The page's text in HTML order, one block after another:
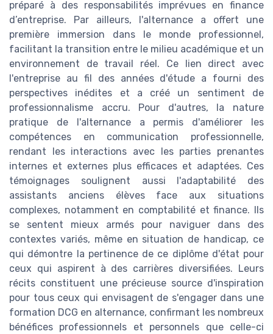
préparé à des responsabilités imprévues en finance
d’entreprise. Par ailleurs, l'alternance a offert une
première immersion dans le monde professionnel,
facilitant la transition entre le milieu académique et un
environnement de travail réel. Ce lien direct avec
l'entreprise au fil des années d'étude a fourni des
perspectives inédites et a créé un sentiment de
professionnalisme accru. Pour d'autres, la nature
pratique de l'alternance a permis d'améliorer les
compétences en communication professionnelle,
rendant les interactions avec les parties prenantes
internes et externes plus efficaces et adaptées. Ces
témoignages soulignent aussi l'adaptabilité des
assistants anciens élèves face aux situations
complexes, notamment en comptabilité et finance. Ils
se sentent mieux armés pour naviguer dans des
contextes variés, même en situation de handicap, ce
qui démontre la pertinence de ce diplôme d'état pour
ceux qui aspirent à des carrières diversifiées. Leurs
récits constituent une précieuse source d'inspiration
pour tous ceux qui envisagent de s'engager dans une
formation DCG en alternance, confirmant les nombreux
bénéfices professionnels et personnels que celle-ci